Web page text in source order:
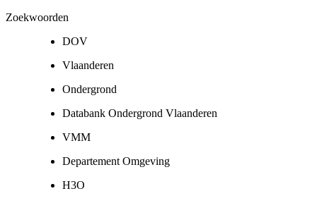
Zoekwoorden
DOV
Vlaanderen
Ondergrond
Databank Ondergrond Vlaanderen
VMM
Departement Omgeving
H3O